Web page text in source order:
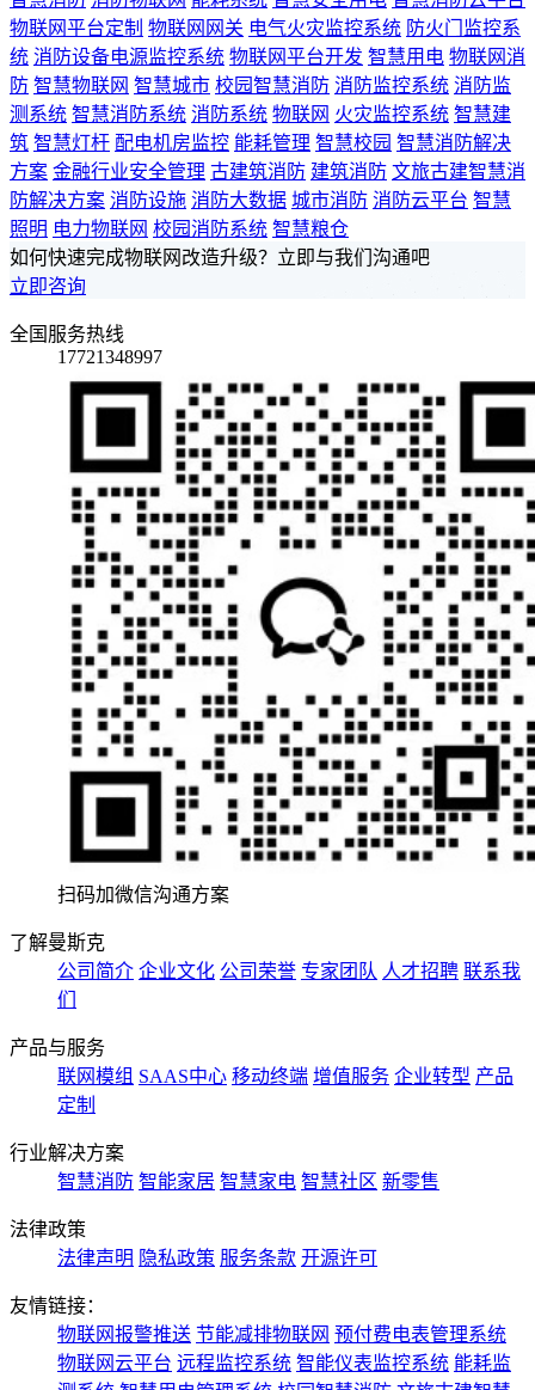
物联网平台定制 物联网网关 电气火灾监控系统 防火门监控系
统 消防设备电源监控系统 物联网平台开发 智慧用电 物联网消
防 智慧物联网 智慧城市 校园智慧消防 消防监控系统 消防监
测系统 智慧消防系统 消防系统 物联网 火灾监控系统 智慧建
筑 智慧灯杆 配电机房监控 能耗管理 智慧校园 智慧消防解决
方案 金融行业安全管理 古建筑消防 建筑消防 文旅古建智慧消
防解决方案 消防设施 消防大数据 城市消防 消防云平台 智慧
照明 电力物联网 校园消防系统 智慧粮仓
如何快速完成物联网改造升级？立即与我们沟通吧
立即咨询
全国服务热线
17721348997
扫码加微信沟通方案
了解曼斯克
公司简介 企业文化 公司荣誉 专家团队 人才招聘 联系我
们
产品与服务
联网模组 SAAS中心 移动终端 增值服务 企业转型 产品
定制
行业解决方案
智慧消防 智能家居 智慧家电 智慧社区 新零售
法律政策
法律声明 隐私政策 服务条款 开源许可
友情链接：
物联网报警推送 节能减排物联网 预付费电表管理系统
物联网云平台 远程监控系统 智能仪表监控系统 能耗监